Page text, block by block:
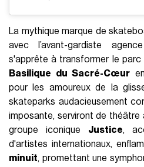
La mythique marque de
avec l’avant-gardiste
s'apprête à transformer le parc
Basilique du Sacré-Cœur
pour les amoureux de la
skateparks audacieusement
imposante, serviront de théâtre
groupe iconique Justice,
d'artistes internationaux,
minuit, promettant une